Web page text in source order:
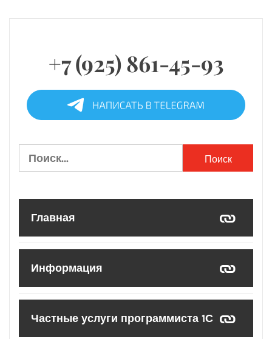
+7 (925) 861-45-93
Найти:
Главная
Информация
Частные услуги программиста 1С